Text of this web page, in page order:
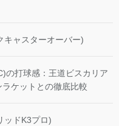
キャスターオーバー)
の打球感：王道ビスカリア
ケットとの徹底比較
ッドK3プロ)